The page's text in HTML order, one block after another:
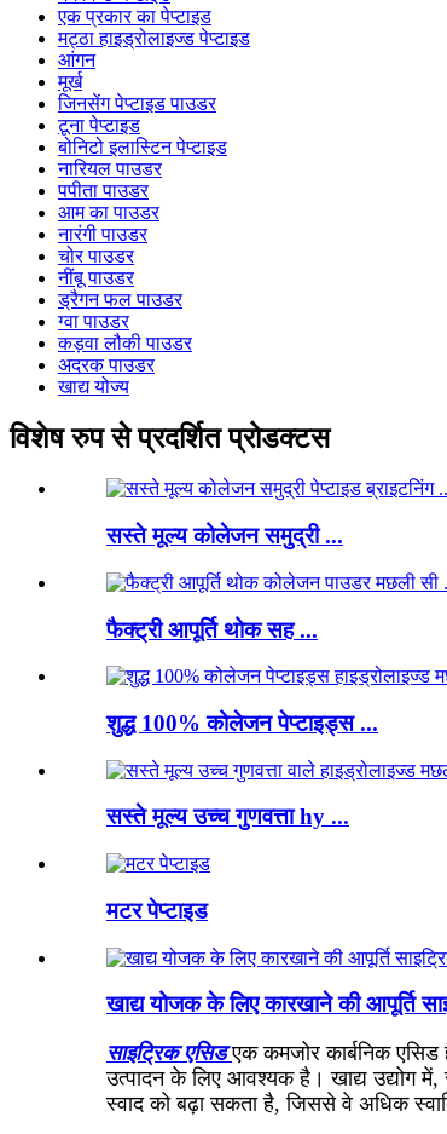
एक प्रकार का पेप्टाइड
मट्ठा हाइड्रोलाइज्ड पेप्टाइड
आंगन
मूर्ख
जिनसेंग पेप्टाइड पाउडर
टूना पेप्टाइड
बोनिटो इलास्टिन पेप्टाइड
नारियल पाउडर
पपीता पाउडर
आम का पाउडर
नारंगी पाउडर
चोर पाउडर
नींबू पाउडर
ड्रैगन फल पाउडर
ग्वा पाउडर
कड़वा लौकी पाउडर
अदरक पाउडर
खाद्य योज्य
विशेष रुप से प्रदर्शित प्रोडक्टस
सस्ते मूल्य कोलेजन समुद्री ...
फैक्ट्री आपूर्ति थोक सह ...
शुद्ध 100% कोलेजन पेप्टाइड्स ...
सस्ते मूल्य उच्च गुणवत्ता hy ...
मटर पेप्टाइड
खाद्य योजक के लिए कारखाने की आपूर्ति
साइट्रिक एसिड एक कमजोर कार्बनिक
उत्पादन के लिए आवश्यक है। खाद्य उद्योग
स्वाद को बढ़ा सकता है, जिससे वे अधिक